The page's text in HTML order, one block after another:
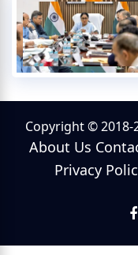
Copyright © 2018-
About Us
Privacy